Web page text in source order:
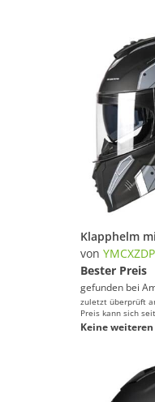
von YMCXZDP
Bester Preis
gefunden bei
zuletzt überprüft
Preis kann sich
Keine